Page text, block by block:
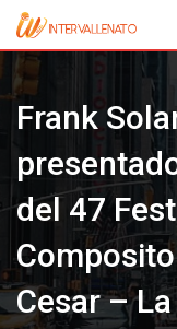
Skip
content
Frank
del 47
Cesar –